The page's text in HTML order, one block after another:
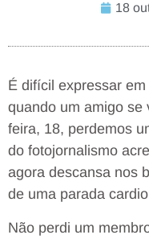
18
É difícil expressar
quando um amigo se
feira, 18, perdemos
do fotojornalismo
agora descansa nos
de uma parada
Não perdi um